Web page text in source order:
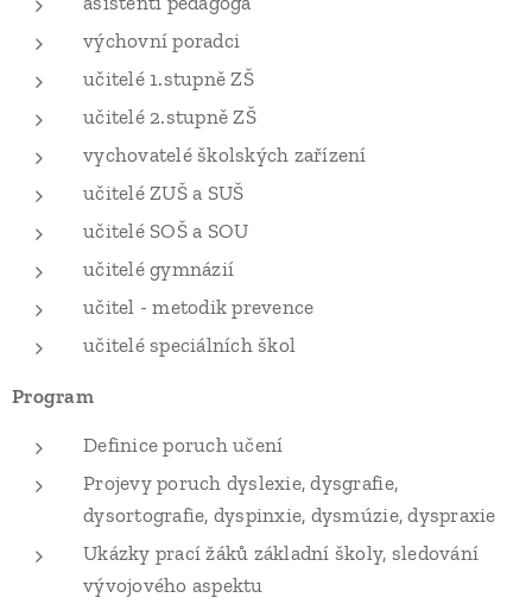
výchovní poradci
učitelé 1.stupně ZŠ
učitelé 2.stupně ZŠ
vychovatelé školských zařízení
učitelé ZUŠ a SUŠ
učitelé SOŠ a SOU
učitelé gymnázií
učitel - metodik prevence
učitelé speciálních škol
Program
Definice poruch učení
Projevy poruch dyslexie, dysgrafie,
dysortografie, dyspinxie, dysmúzie, dyspraxie
Ukázky prací žáků základní školy, sledování
vývojového aspektu